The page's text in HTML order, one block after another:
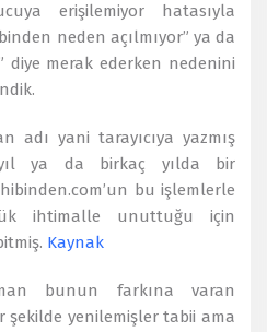
erişilemiyor hatasıyla
neden açılmıyor” ya da
diye merak ederken nedenini
adı yani tarayıcıya yazmış
ya da birkaç yılda bir
bu işlemlerle
ihtimalle unuttuğu için
Kaynak
bunun farkına varan
yenilemişler tabii ama